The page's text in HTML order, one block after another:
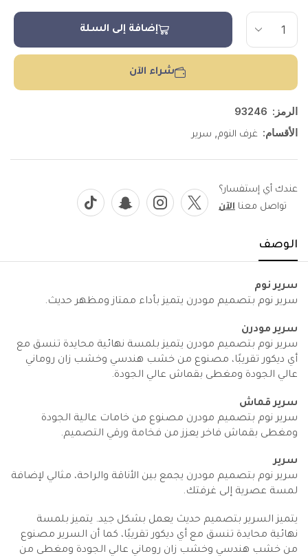
إضافة إلى السلة
شراء الآن
الرمز: 93246
الأقسام: غرف النوم, سرير
عندك أي إستفسار؟
تواصل معنا الآن
الوصف
سرير نوم
سرير نوم بتصميم مودرن يتميز بأداء ممتاز ومظهر حديث.
سرير مودرن
سرير نوم بتصميم مودرن يتميز بلمسة نهائية محايدة تنسق مع
أي ديكور تقريبًا، مصنوع من خشب هندسي وخشب زان روماني
عالي الجودة ومغطى بقماش عالي الجودة.
سرير قماش
سرير نوم بتصميم مودرن مصنوع من خامات عالية الجودة
ومغطى بقماش فاخر يعزز من فخامة ورقي التصميم.
سرير
سرير نوم بتصميم مودرن يجمع بين الأناقة والراحة، مثالي لإضافة
لمسة عصرية إلى غرفتك.
يتميز السرير بتصميم حديث يعمل بشكل جيد. يتميز بلمسة
نهائية محايدة تنسق مع أي ديكور تقريبًا، كما أن السرير مصنوع
من خشب هندسي وخشب زان روماني عالي الجودة ومغطى من